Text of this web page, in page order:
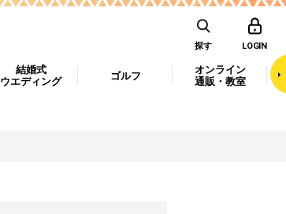
探す LOGIN
結婚式
ウエディング
ゴルフ
オンライン
通販・教室